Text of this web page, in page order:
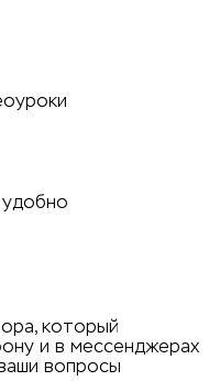
который
и в мессенджерах
вопросы